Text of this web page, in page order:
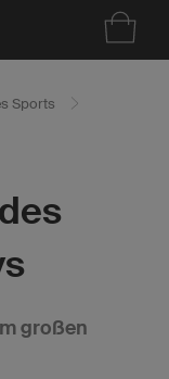
Sports
großen